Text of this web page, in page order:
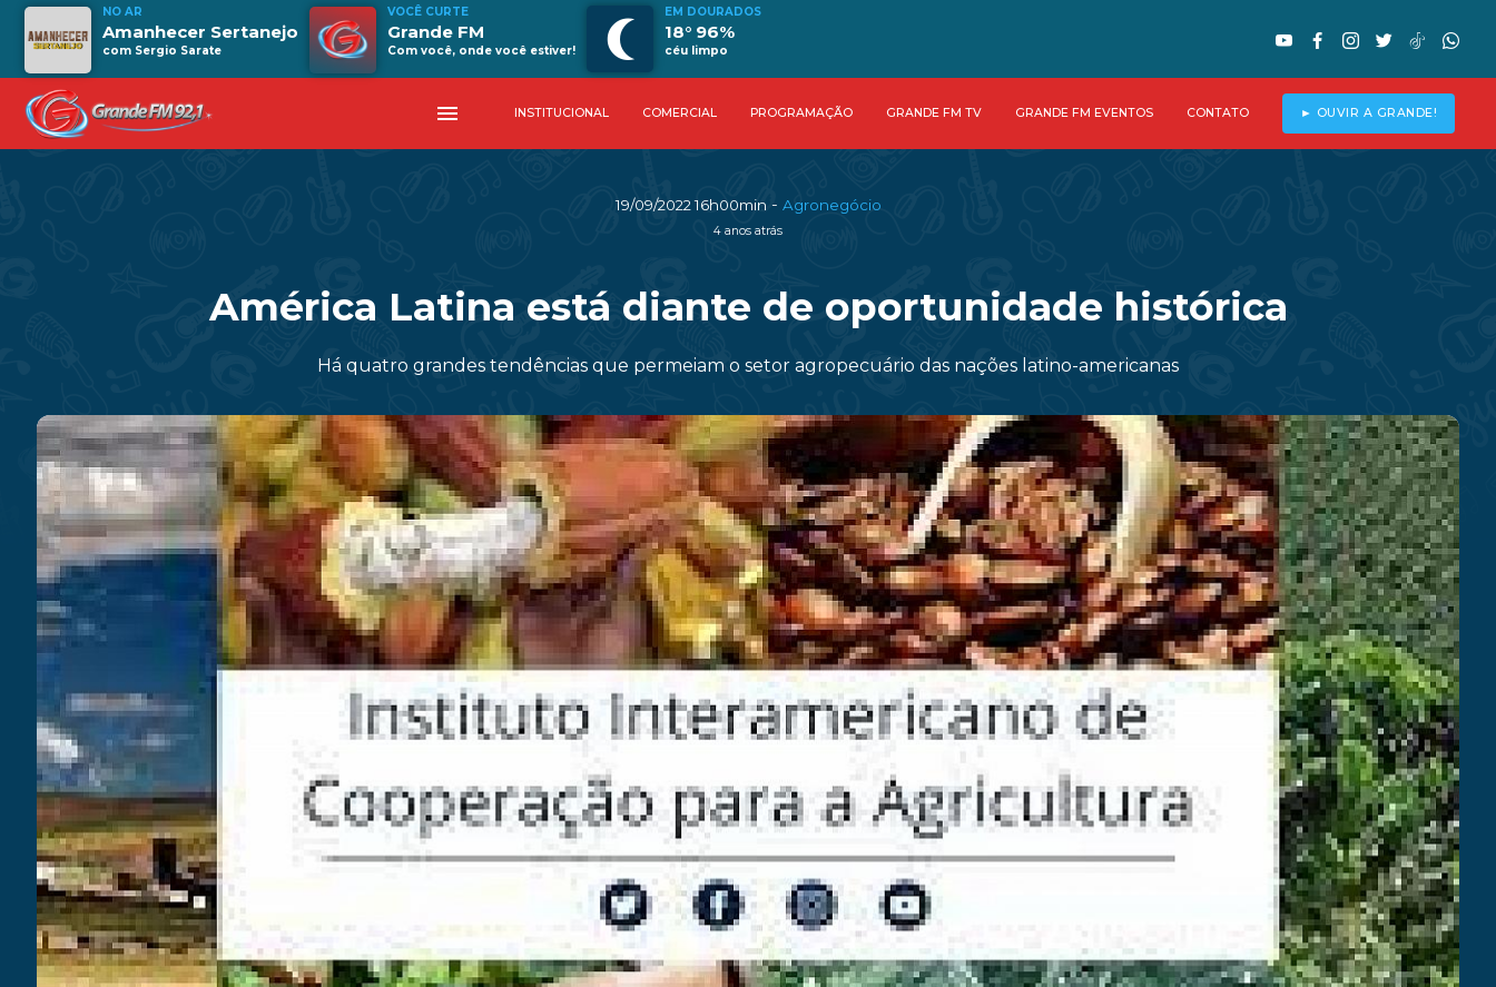
NO AR
Amanhecer Sertanejo
com Sergio Sarate
VOCÊ CURTE
Grande FM
Com você, onde você estiver!
EM DOURADOS
18° 96%
céu limpo
menu INSTITUCIONAL COMERCIAL PROGRAMAÇÃO GRANDE FM TV GRANDE FM EVENTOS CONTATO ► OUVIR A GRANDE!
19/09/2022 16h00min - Agronegócio
4 anos atrás
América Latina está diante de oportunidade histórica
Há quatro grandes tendências que permeiam o setor agropecuário das nações latino-americanas